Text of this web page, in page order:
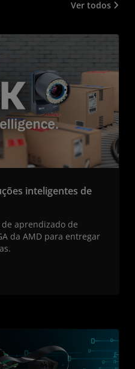
Ver todos
inteligentes de
aprendizado de
da AMD para entregar